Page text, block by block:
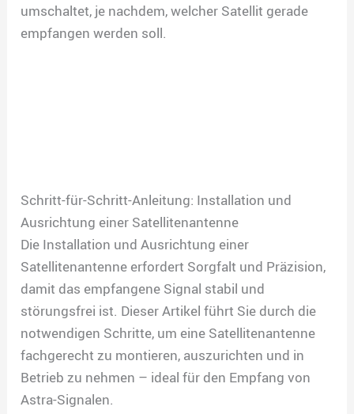
umschaltet, je nachdem, welcher Satellit gerade
empfangen werden soll.
Schritt-für-Schritt-Anleitung: Installation und
Ausrichtung einer Satellitenantenne
Die Installation und Ausrichtung einer
Satellitenantenne erfordert Sorgfalt und Präzision,
damit das empfangene Signal stabil und
störungsfrei ist. Dieser Artikel führt Sie durch die
notwendigen Schritte, um eine Satellitenantenne
fachgerecht zu montieren, auszurichten und in
Betrieb zu nehmen – ideal für den Empfang von
Astra-Signalen.